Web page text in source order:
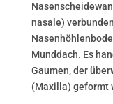
nasale)
Munddach. Es
Gaumen, der
(Maxilla) geformt